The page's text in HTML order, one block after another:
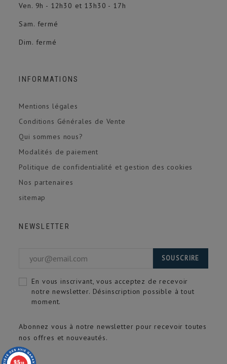
Ven. 9h - 12h30 et 13h30 - 17h
Sam. fermé
Dim. fermé
INFORMATIONS
Mentions légales
Conditions Générales de Vente
Qui sommes nous?
Modalités de paiement
Politique de confidentialité et gestion des cookies
Nos partenaires
sitemap
NEWSLETTER
Abonnez vous à notre newsletter pour recevoir toutes
nos offres et nouveautés.
SOUSCRIRE
En vous inscrivant, vous acceptez de recevoir
notre newsletter. Désinscription possible à tout
moment.
9.5